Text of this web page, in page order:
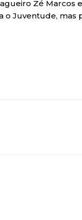
Zé Marcos
o Juventude, mas